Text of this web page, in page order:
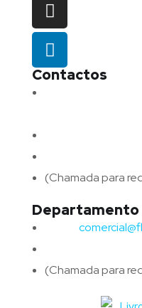
Contactos
(Chamada para
Departamento
(Chamada para